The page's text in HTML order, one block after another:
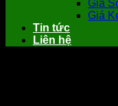
Giá
Giá
Tin tức
Liên hệ